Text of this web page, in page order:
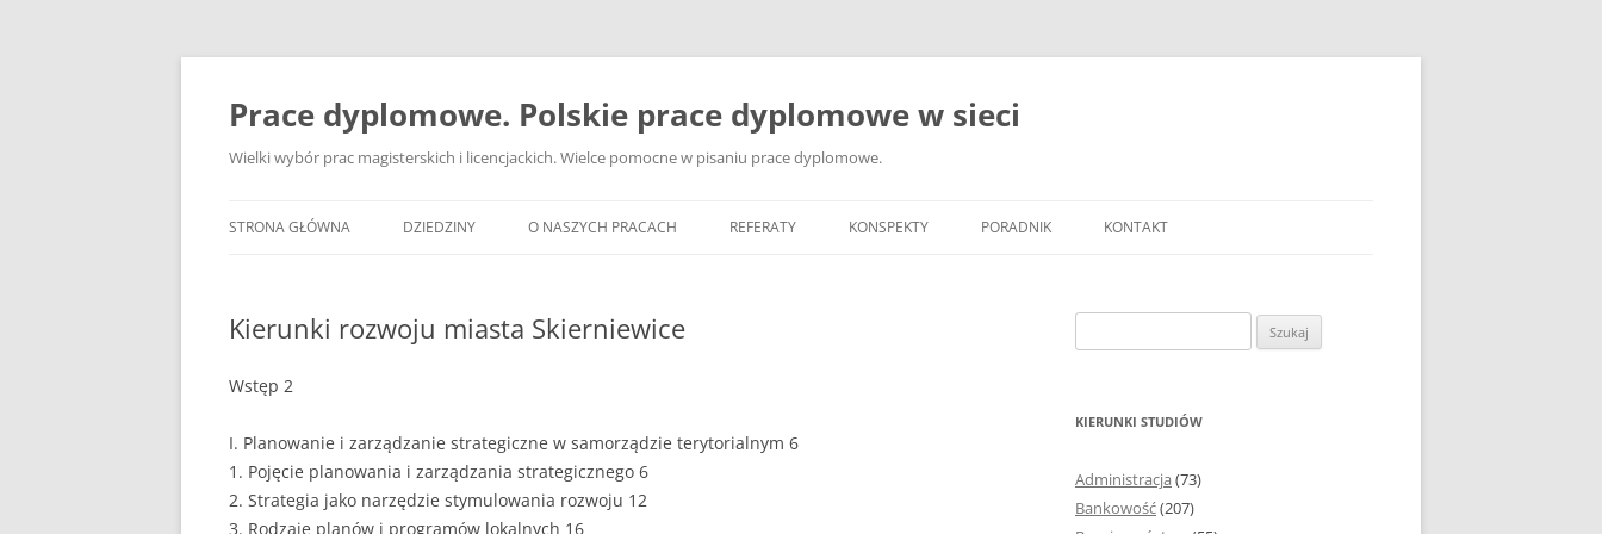
Przejdź
Prace dyplomowe. Polskie prace dyplomowe w sieci
Wielki wybór prac magisterskich i licencjackich. Wielce pomocne w pisaniu prace dyplomowe.
STRONA GŁÓWNA DZIEDZINY
BANKOWOŚĆ
EKOLOGIA
EKONOMIA
O NASZYCH PRACACH REFERATY KONSPEKTY PORADNIK
JAK ZBIERAĆ I OPRACOWYWAĆ
BIBLIOGRAFICZNYCH
KONTAKT
Kierunki rozwoju miasta Skierniewice
Wstęp 2
I. Planowanie i zarządzanie strategiczne w samorządzie terytorialnym 6
1. Pojęcie planowania i zarządzania strategicznego 6
2. Strategia jako narzędzie stymulowania rozwoju 12
3. Rodzaje planów i programów lokalnych 16
KIERUNKI STUDIÓW
Administracja (73)
Bankowość(207)